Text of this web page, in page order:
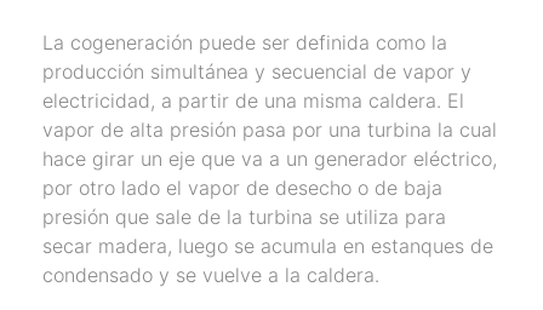
La cogeneración puede ser definida como la
producción simultánea y secuencial de vapor y
electricidad, a partir de una misma caldera. El
vapor de alta presión pasa por una turbina la cual
hace girar un eje que va a un generador eléctrico,
por otro lado el vapor de desecho o de baja
presión que sale de la turbina se utiliza para
secar madera, luego se acumula en estanques de
condensado y se vuelve a la caldera.